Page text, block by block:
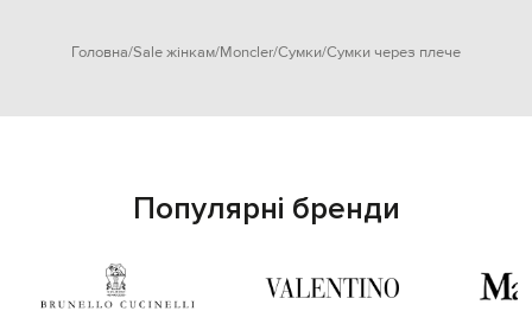
Головна Sale жінкам Moncler Сумки Сумки через плече
Популярні бренди